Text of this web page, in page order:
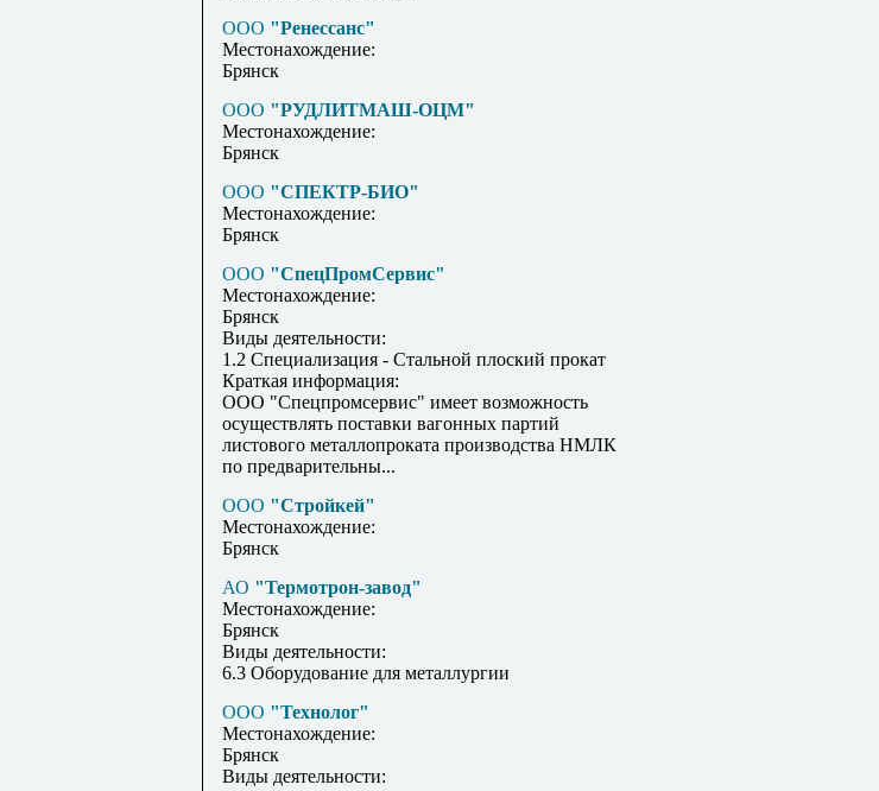
ООО "Ренессанс"
Местонахождение:
Брянск
ООО "РУДЛИТМАШ-ОЦМ"
Местонахождение:
Брянск
ООО "СПЕКТР-БИО"
Местонахождение:
Брянск
ООО "СпецПромСервис"
Местонахождение:
Брянск
Виды деятельности:
1.2 Специализация - Стальной плоский прокат
Краткая информация:
ООО "Спецпромсервис" имеет возможность
осуществлять поставки вагонных партий
листового металлопроката производства НМЛК
по предварительны...
ООО "Стройкей"
Местонахождение:
Брянск
АО "Термотрон-завод"
Местонахождение:
Брянск
Виды деятельности:
6.3 Оборудование для металлургии
ООО "Технолог"
Местонахождение:
Брянск
Виды деятельности: